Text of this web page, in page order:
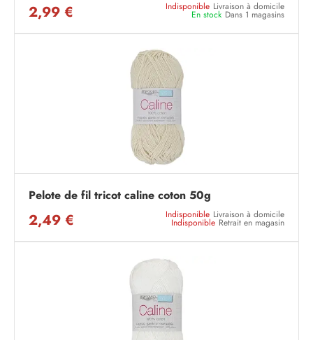
2,99 € Indisponible Livraison à domicile
En stock Dans 1 magasins
Pelote de fil tricot caline coton 50g
2,49 € Indisponible Livraison à domicile
Indisponible Retrait en magasin